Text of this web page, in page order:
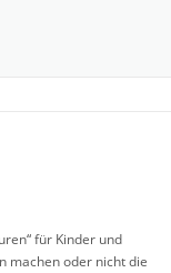
für Kinder und
machen oder nicht die